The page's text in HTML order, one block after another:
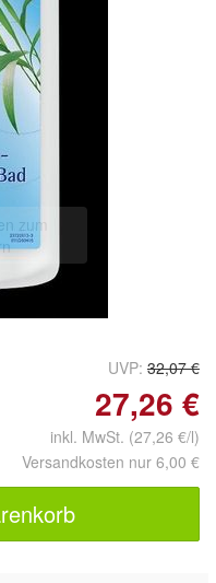
zum
UVP: 32,07 €
27,26 €
inkl. MwSt. (27,26 €/l)
Versandkosten nur 6,00 €